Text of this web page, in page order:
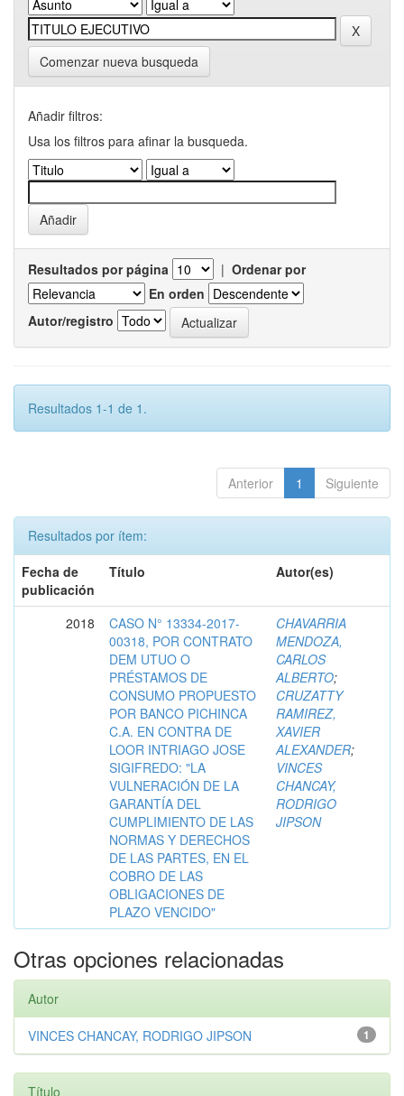
Comenzar nueva busqueda
Añadir filtros:
Usa los filtros para afinar la busqueda.
Resultados por página | Ordenar por
En orden
Autor/registro
Resultados 1-1 de 1.
Anterior 1 Siguiente
Resultados por ítem:
Fecha de
publicación
Título Autor(es)
2018
CASO N° 13334-2017-
00318, POR CONTRATO
DEM UTUO O
PRÉSTAMOS DE
CONSUMO PROPUESTO
POR BANCO PICHINCA
C.A. EN CONTRA DE
LOOR INTRIAGO JOSE
SIGIFREDO: "LA
VULNERACIÓN DE LA
GARANTÍA DEL
CUMPLIMIENTO DE LAS
NORMAS Y DERECHOS
DE LAS PARTES, EN EL
COBRO DE LAS
OBLIGACIONES DE
PLAZO VENCIDO"
CHAVARRIA
MENDOZA,
CARLOS
ALBERTO;
CRUZATTY
RAMIREZ,
XAVIER
ALEXANDER;
VINCES
CHANCAY,
RODRIGO
JIPSON
Otras opciones relacionadas
Autor
1
VINCES CHANCAY, RODRIGO JIPSON
Título